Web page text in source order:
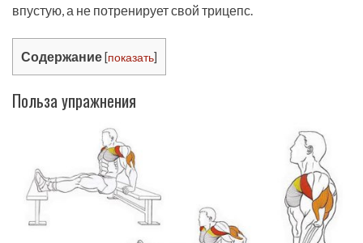
впустую, а не потренирует свой трицепс.
Содержание показать
Польза упражнения